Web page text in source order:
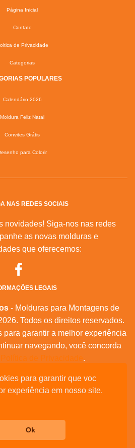
para garantir que voc
experiência em nosso site.
Ok
Página Inicial
Contato
de Privacidade
Categorias
POPULARES
Calendário 2026
Moldura Feliz Natal
Convites Grátis
para Colorir
NAS REDES SOCIAIS
novidades! Siga-nos nas redes
as novas molduras e
que oferecemos:
LEGAIS
- Molduras para Montagens de
Todos os direitos reservados.
para garantir a melhor experiência
navegando, você concorda
Política de Privacidade.
Feeds RSS |Sobre Nós
para:
outras datas comemorativas!